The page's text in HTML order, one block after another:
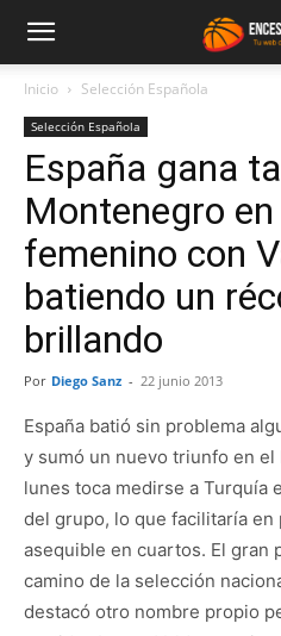
Inicio Selección Española
Selección Española
España gana
Montenegro
femenino con
batiendo un
brillando
Por Diego Sanz - 22 junio 2013
España batió sin problema
y sumó un nuevo triunfo en el
lunes toca medirse a Turquía
del grupo, lo que facilitaría
asequible en cuartos. El gran
camino de la selección
destacó otro nombre propio